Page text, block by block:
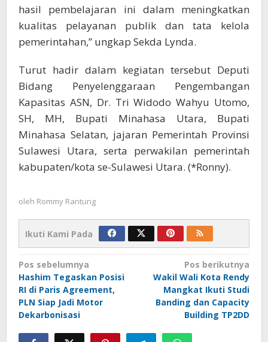
hasil pembelajaran ini dalam meningkatkan
kualitas pelayanan publik dan tata kelola
pemerintahan,” ungkap Sekda Lynda.
Turut hadir dalam kegiatan tersebut Deputi
Bidang Penyelenggaraan Pengembangan
Kapasitas ASN, Dr. Tri Widodo Wahyu Utomo,
SH, MH, Bupati Minahasa Utara, Bupati
Minahasa Selatan, jajaran Pemerintah Provinsi
Sulawesi Utara, serta perwakilan pemerintah
kabupaten/kota se-Sulawesi Utara. (*Ronny).
oleh Rommy Rantung
Ikuti Kami Pada
Navigasi
pos
Pos sebelumnya
Hashim Tegaskan Posisi
RI di Paris Agreement,
PLN Siap Jadi Motor
Dekarbonisasi
Pos berikutnya
Wakil Wali Kota Rendy
Mangkat Ikuti Studi
Banding dan Capacity
Building TP2DD